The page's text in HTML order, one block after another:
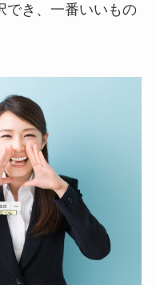
でき、一番いいもの